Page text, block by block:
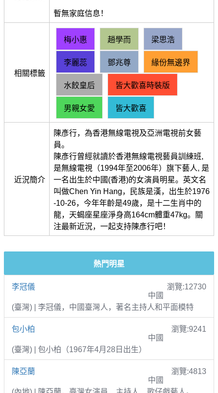
暫無家庭信息！
相關標籤
梅小惠 趙學而 梁思浩
李麗蕊 鄧兆尊 緣份無邊界
水餃皇后 皆大歡喜時裝版
男親女愛 皆大歡喜
近況簡介
陳彥行，為香港無線電視及亞洲電視前女藝
員。
陳彥行曾經就讀於香港無線電視藝員訓練班,
是無線電視（1994年至2006年）旗下藝人, 是
一名出生於中國(香港)的女演員明星。英文名
叫做Chen Yin Hang，民族是漢，出生於1976
-10-26，今年年齡是49歲，是十二生肖中的
龍，天蝎座星座淨身高164cm體重47kg。關
注最新近況，一起支持陳彥行吧！
熱門明星
李冠儀
瀏覽:12730
中國
(臺灣) | 李冠儀，中國臺灣人，著名主持人和平面模特
包小柏
瀏覽:9241
中國
(臺灣) | 包小柏（1967年4月28日出生）
陳亞蘭
瀏覽:4813
中國